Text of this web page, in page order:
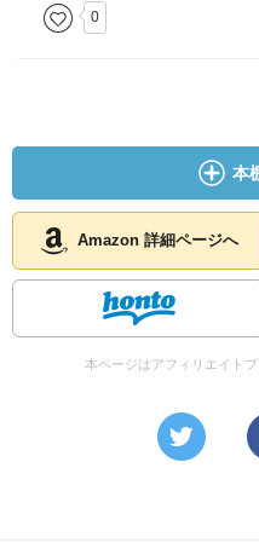
0
本
Amazon 詳細ページへ
本ページはアフィリエイト